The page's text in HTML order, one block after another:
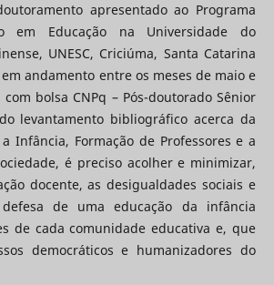
apresentado ao Programa
em Educação na Universidade do
UNESC, Criciúma, Santa Catarina
andamento entre os meses de maio e
bolsa CNPq – Pós-doutorado Sênior
levantamento bibliográfico acerca da
Infância, Formação de Professores e a
é preciso acolher e minimizar,
docente, as desigualdades sociais e
de uma educação da infância
de cada comunidade educativa e, que
democráticos e humanizadores do